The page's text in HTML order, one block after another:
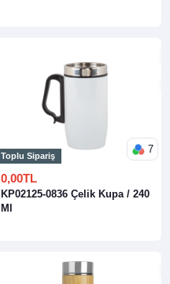
Toplu Sipariş
7
0,00TL
KP02125-0836 Çelik Kupa / 240
Ml